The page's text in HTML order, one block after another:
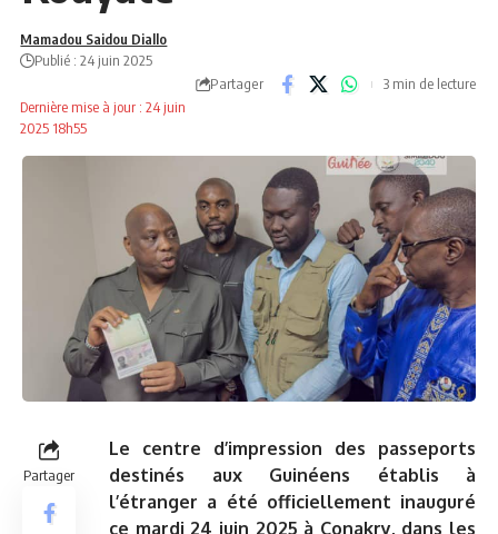
Dernière mise à jour : 24 juin
2025 18h55
Mamadou Saidou Diallo
Publié : 24 juin 2025
Partager
3 min de lecture
Partager
Le centre d’impression des passeports
destinés aux Guinéens établis à
l’étranger a été officiellement inauguré
ce mardi 24 juin 2025 à Conakry, dans les